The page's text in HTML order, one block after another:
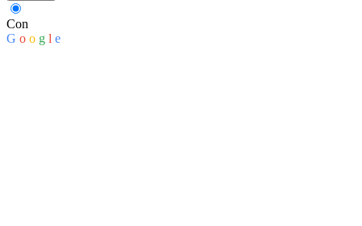
Con
G o o g l e